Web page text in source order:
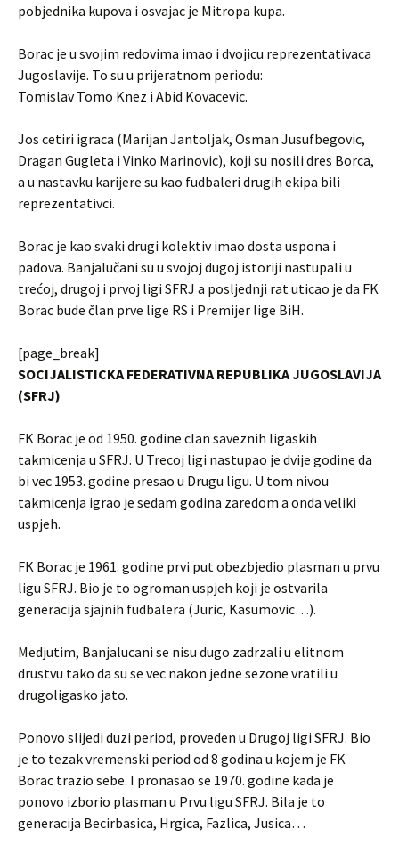
pobjednika kupova i osvajac je Mitropa kupa.
Borac je u svojim redovima imao i dvojicu reprezentativaca
Jugoslavije. To su u prijeratnom periodu:
Tomislav Tomo Knez i Abid Kovacevic.
Jos cetiri igraca (Marijan Jantoljak, Osman Jusufbegovic,
Dragan Gugleta i Vinko Marinovic), koji su nosili dres Borca,
a u nastavku karijere su kao fudbaleri drugih ekipa bili
reprezentativci.
Borac je kao svaki drugi kolektiv imao dosta uspona i
padova. Banjalučani su u svojoj dugoj istoriji nastupali u
trećoj, drugoj i prvoj ligi SFRJ a posljednji rat uticao je da FK
Borac bude član prve lige RS i Premijer lige BiH.
[page_break]
SOCIJALISTICKA FEDERATIVNA REPUBLIKA JUGOSLAVIJA
(SFRJ)
FK Borac je od 1950. godine clan saveznih ligaskih
takmicenja u SFRJ. U Trecoj ligi nastupao je dvije godine da
bi vec 1953. godine presao u Drugu ligu. U tom nivou
takmicenja igrao je sedam godina zaredom a onda veliki
uspjeh.
FK Borac je 1961. godine prvi put obezbjedio plasman u prvu
ligu SFRJ. Bio je to ogroman uspjeh koji je ostvarila
generacija sjajnih fudbalera (Juric, Kasumovic…).
Medjutim, Banjalucani se nisu dugo zadrzali u elitnom
drustvu tako da su se vec nakon jedne sezone vratili u
drugoligasko jato.
Ponovo slijedi duzi period, proveden u Drugoj ligi SFRJ. Bio
je to tezak vremenski period od 8 godina u kojem je FK
Borac trazio sebe. I pronasao se 1970. godine kada je
ponovo izborio plasman u Prvu ligu SFRJ. Bila je to
generacija Becirbasica, Hrgica, Fazlica, Jusica…